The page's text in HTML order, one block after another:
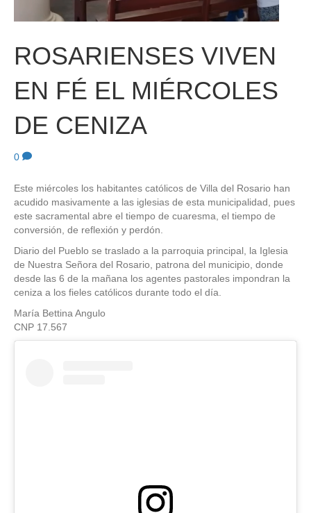
ROSARIENSES VIVEN
EN FÉ EL MIÉRCOLES
DE CENIZA
0
Este miércoles los habitantes católicos de Villa del Rosario han
acudido masivamente a las iglesias de esta municipalidad, pues
este sacramental abre el tiempo de cuaresma, el tiempo de
conversión, de reflexión y perdón.
Diario del Pueblo se traslado a la parroquia principal, la Iglesia
de Nuestra Señora del Rosario, patrona del municipio, donde
desde las 6 de la mañana los agentes pastorales impondran la
ceniza a los fieles católicos durante todo el día.
María Bettina Angulo
CNP 17.567